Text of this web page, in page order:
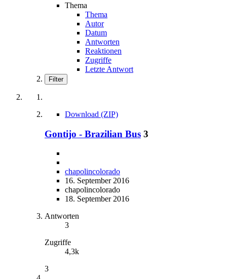
Thema
Thema
Autor
Datum
Antworten
Reaktionen
Zugriffe
Letzte Antwort
Filter
Download (ZIP)
Gontijo - Brazilian Bus 3
chapolincolorado
16. September 2016
chapolincolorado
18. September 2016
Antworten
3
Zugriffe
4,3k
3